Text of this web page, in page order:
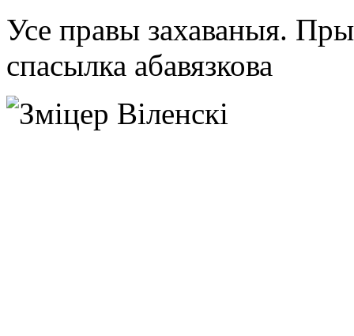
Усе правы захаваныя.
спасылка абавязкова